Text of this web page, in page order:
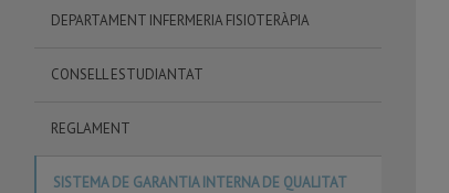
DEPARTAMENT INFERMERIA FISIOTERÀPIA
CONSELL ESTUDIANTAT
REGLAMENT
SISTEMA DE GARANTIA INTERNA DE QUALITAT